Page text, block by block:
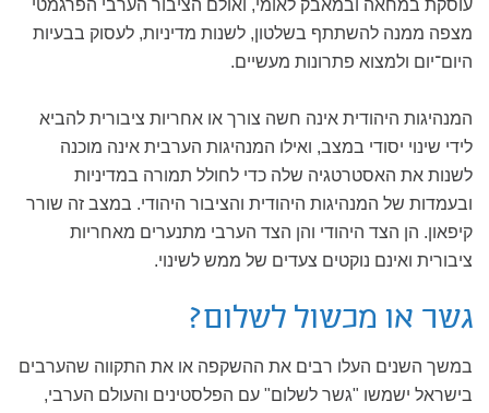
עוסקת במחאה ובמאבק לאומי, ואולם הציבור הערבי הפרגמטי
מצפה ממנה להשתתף בשלטון, לשנות מדיניות, לעסוק בבעיות
היום־יום ולמצוא פתרונות מעשיים.
המנהיגות היהודית אינה חשה צורך או אחריות ציבורית להביא
לידי שינוי יסודי במצב, ואילו המנהיגות הערבית אינה מוכנה
לשנות את האסטרטגיה שלה כדי לחולל תמורה במדיניות
ובעמדות של המנהיגות היהודית והציבור היהודי. במצב זה שורר
קיפאון. הן הצד היהודי והן הצד הערבי מתנערים מאחריות
ציבורית ואינם נוקטים צעדים של ממש לשינוי.
גשר או מכשול לשלום?
במשך השנים העלו רבים את ההשקפה או את התקווה שהערבים
בישראל ישמשו "גשר לשלום" עם הפלסטינים והעולם הערבי,